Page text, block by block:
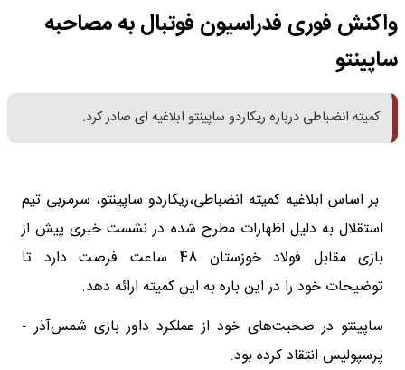
واکنش فوری فدراسیون فوتبال به مصاحبه
ساپینتو
کمیته انضباطی درباره ریکاردو ساپینتو ابلاغیه ای صادر کرد.
بر اساس ابلاغیه کمیته انضباطی،ریکاردو ساپینتو، سرمربی تیم
استقلال به دلیل اظهارات مطرح شده در نشست خبری پیش از
بازی مقابل فولاد خوزستان 48 ساعت فرصت دارد تا
توضیحات خود را در این باره به این کمیته ارائه دهد.
ساپینتو در صحبت‌های خود از عملکرد داور بازی شمس‌آذر -
پرسپولیس انتقاد کرده بود.